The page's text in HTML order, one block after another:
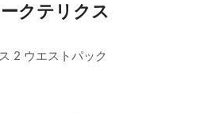
クテリクス
2 ウエストパック